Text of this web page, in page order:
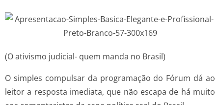
(O ativismo judicial- quem manda no Brasil)
O simples compulsar da programação do Fórum dá ao
leitor a resposta imediata, que não escapa de há muito